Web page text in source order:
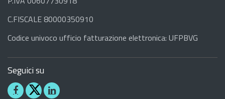
C.FISCALE 80000350910
Codice univoco ufficio fatturazione elettronica: UFPBVG
Seguici su